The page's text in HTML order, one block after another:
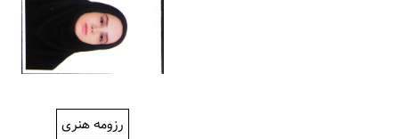
رزومه هنری